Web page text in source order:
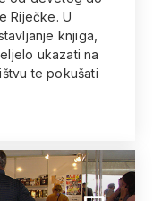
Riječke. U
knjiga,
ukazati na
te pokušati